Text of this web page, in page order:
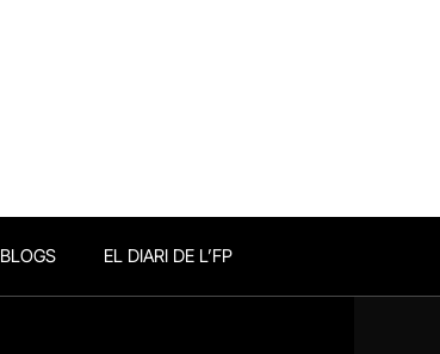
BLOGS EL DIARI DE L’FP